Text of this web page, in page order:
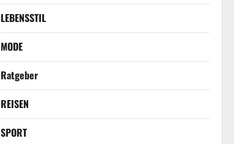
LEBENSSTIL
MODE
Ratgeber
REISEN
SPORT